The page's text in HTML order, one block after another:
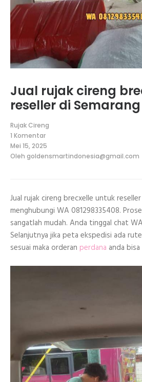
Jual rujak cireng
reseller di Semarang
Rujak Cireng
1 Komentar
pada
Jual
rujak
di
Semarang
Mei 15, 2025
Oleh goldensmartindonesia@gmail.com
Jual rujak cireng brecxelle untuk
menghubungi WA 081298335408.
sangatlah mudah. Anda tinggal chat
Selanjutnya jika peta ekspedisi ada
sesuai maka orderan perdana anda